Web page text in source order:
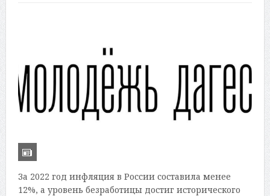
За 2022 год инфляция в России составила менее
12%, а уровень безработицы достиг исторического